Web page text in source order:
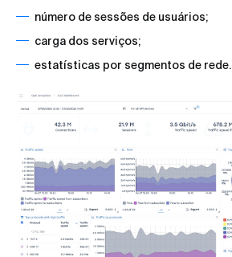
número de sessões de usuários;
carga dos serviços;
estatísticas por segmentos de rede.